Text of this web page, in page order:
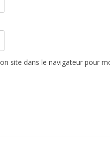
site dans le navigateur pour